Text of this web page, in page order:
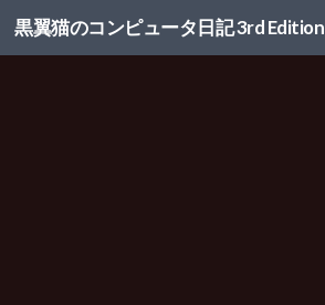
コンテンツへスキップ
黒翼猫のコンピュータ日記 3rd Edition